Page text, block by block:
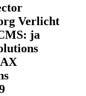
Verlicht
ja